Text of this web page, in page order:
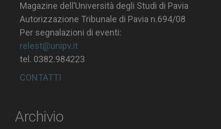
Magazine dell’Università degli Studi di Pavia
Autorizzazione Tribunale di Pavia n.694/08
Per segnalazioni di eventi:
relest@unipv.it
tel. 0382.984223
CONTATTI
Archivio